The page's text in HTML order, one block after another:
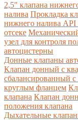
2,5" клапана
налива Прокладка
нижнего налива API
отсеке
узел для контроля
автоцистерны
Донные клапаны
Клапан донный с
сбалансированный
круглым фланцем
клапана Клапан
положения клапана
Дыхательные